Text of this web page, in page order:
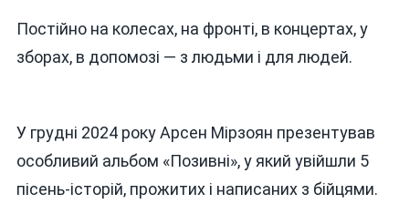
Постійно на колесах, на фронті, в концертах, у
зборах, в допомозі — з людьми і для людей.
У грудні 2024 року Арсен Мірзоян презентував
особливий альбом «Позивні», у який увійшли 5
пісень-історій, прожитих і написаних з бійцями.